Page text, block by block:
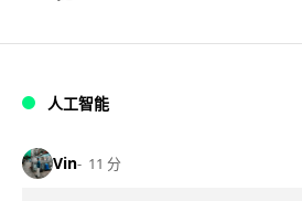
人工智能
Vin 11 分